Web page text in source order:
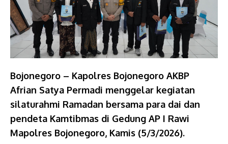
Bojonegoro – Kapolres Bojonegoro AKBP
Afrian Satya Permadi menggelar kegiatan
silaturahmi Ramadan bersama para dai dan
pendeta Kamtibmas di Gedung AP I Rawi
Mapolres Bojonegoro, Kamis (5/3/2026).